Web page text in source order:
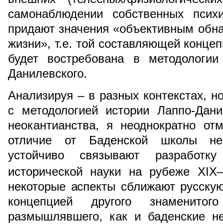
самонаблюдении собственных
придают значения «объективным
жизни», т.е. той составляющей
будет востребована в
Данилевского.
Анализируя – в разных контекстах,
с методологией истории Лаппо-
неокантианства, я неоднократно
отличие от Баденской школы
устойчиво связывают
исторической науки на рубеже
некоторые аспекты сближают
концепцией другого
размышлявшего, как и баденские